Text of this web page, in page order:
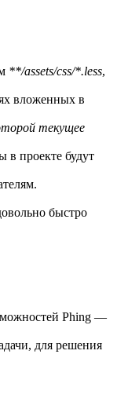
**/assets/css/*.less,
вложенных в
текущее
в проекте будут
быстро
Phing —
для решения